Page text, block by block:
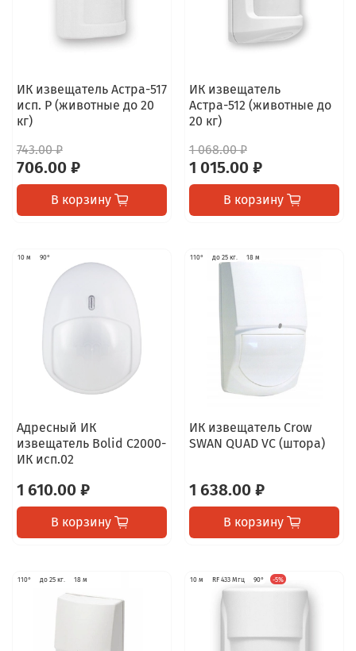
ИК извещатель Астра-517
исп. Р (животные до 20
кг)
743.00 ₽
706.00 ₽
В корзину
ИК извещатель
Астра-512 (животные до
20 кг)
1 068.00 ₽
1 015.00 ₽
В корзину
10 м 90°
Адресный ИК
извещатель Bolid С2000-
ИК исп.02
1 610.00 ₽
В корзину
110° до 25 кг. 18 м
ИК извещатель Crow
SWAN QUAD VC (штора)
1 638.00 ₽
В корзину
110° до 25 кг. 18 м 10 м RF 433 Мгц 90° -5%